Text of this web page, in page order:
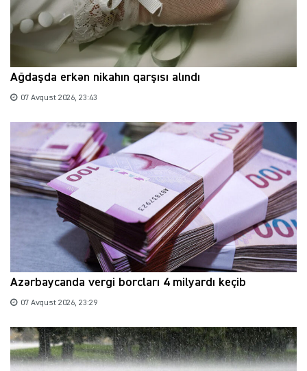
Ağdaşda erkən nikahın qarşısı alındı
07 Avqust 2026, 23:43
Azərbaycanda vergi borcları 4 milyardı keçib
07 Avqust 2026, 23:29